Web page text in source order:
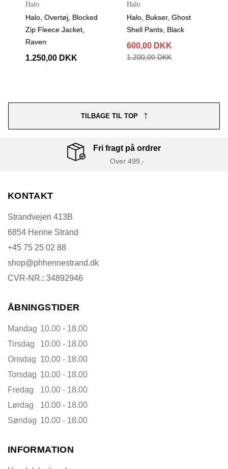
Halo
Halo, Bukser, Ghost
Shell Pants, Black
600,00 DKK
1.200,00 DKK
Halo
Halo, Shorts, Stretch
ATW Shorts, Brown
600,00 DKK
TILBAGE TIL TOP
Fri fragt på ordrer
Over 499,-
KONTAKT
Strandvejen 413B
6854 Henne Strand
+45 75 25 02 88
shop@phhennestrand.dk
CVR-NR.: 34892946
ÅBNINGSTIDER
Mandag 10.00 - 18.00
Tirsdag
10.00 - 18.00
Onsdag 10.00 - 18.00
Torsdag 10.00 - 18.00
Fredag
10.00 - 18.00
Lørdag
10.00 - 18.00
Søndag 10.00 - 18.00
INFORMATION